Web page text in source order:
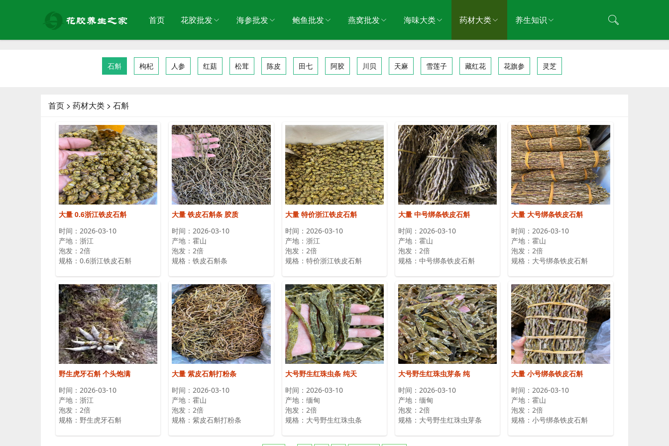
首页 花胶批发 海参批发 鲍鱼批发 燕窝批发 海味大类 药材大类 养生知识
石斛 枸杞 人参 红菇 松茸 陈皮 田七 阿胶 川贝 天麻 雪莲子 藏红花 花旗参 灵芝
首页 > 药材大类 > 石斛
大量 0.6浙江铁皮石斛
时间：2026-03-10
产地：浙江
泡发：2倍
规格：0.6浙江铁皮石斛
大量 铁皮石斛条 胶质
时间：2026-03-10
产地：霍山
泡发：2倍
规格：铁皮石斛条
大量 特价浙江铁皮石斛
时间：2026-03-10
产地：浙江
泡发：2倍
规格：特价浙江铁皮石斛
大量 中号绑条铁皮石斛
时间：2026-03-10
产地：霍山
泡发：2倍
规格：中号绑条铁皮石斛
大量 大号绑条铁皮石斛
时间：2026-03-10
产地：霍山
泡发：2倍
规格：大号绑条铁皮石斛
野生虎牙石斛 个头饱满
时间：2026-03-10
产地：浙江
泡发：2倍
规格：野生虎牙石斛
大量 紫皮石斛打粉条
时间：2026-03-10
产地：霍山
泡发：2倍
规格：紫皮石斛打粉条
大号野生红珠虫条 纯天
时间：2026-03-10
产地：缅甸
泡发：2倍
规格：大号野生红珠虫条
大号野生红珠虫芽条 纯
时间：2026-03-10
产地：缅甸
泡发：2倍
规格：大号野生红珠虫芽条
大量 小号绑条铁皮石斛
时间：2026-03-10
产地：霍山
泡发：2倍
规格：小号绑条铁皮石斛